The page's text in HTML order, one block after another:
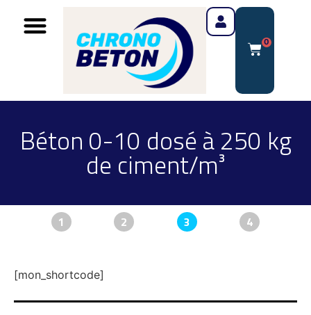
0
Béton 0-10 dosé à 250 kg
de ciment/m³
1 2 3 4
[mon_shortcode]